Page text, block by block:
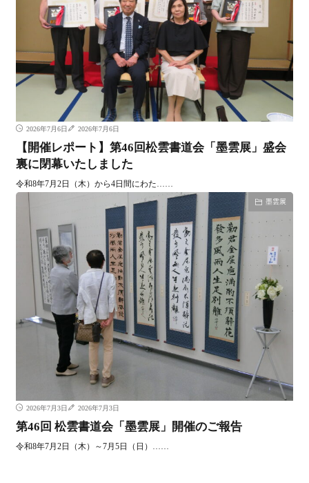
2026年7月6日 2026年7月6日
【開催レポート】第46回松雲書道会「墨雲展」盛会
裏に閉幕いたしました
令和8年7月2日（木）から4日間にわた……
墨雲展
2026年7月3日 2026年7月3日
第46回 松雲書道会「墨雲展」開催のご報告
令和8年7月2日（木）～7月5日（日）……